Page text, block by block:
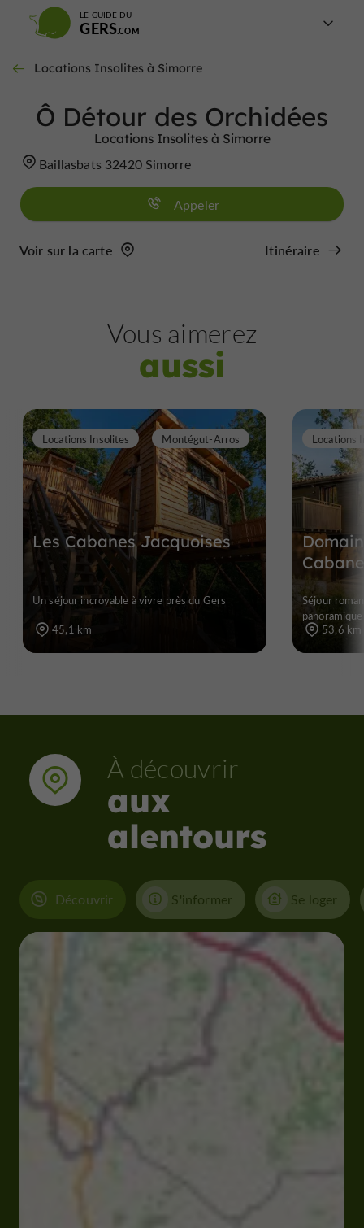
LE GUIDE DU
GERS
Locations Insolites à Simorre
Ô Détour des Orchidées
Locations Insolites à Simorre
Baillasbats 32420 Simorre
Appeler
Voir sur la carte Itinéraire
Vous aimerez
aussi
Les Cabanes Jacquoises
Locations Insolites Montégut-Arros
Un séjour incroyable à vivre près du Gers
45,1 km
Locations
Séjour
53,6 km
À découvrir
aux
alentours
Découvrir S'informer Se loger